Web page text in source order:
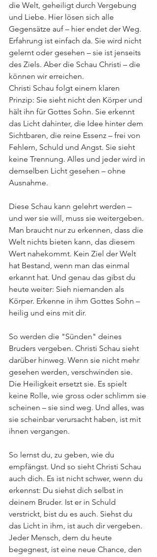
die Welt, geheiligt durch Vergebung
und Liebe. Hier lösen sich alle
Gegensätze auf – hier endet der Weg.
Erfahrung ist einfach da. Sie wird nicht
gelernt oder gesehen – sie ist jenseits
des Ziels. Aber die Schau Christi – die
können wir erreichen.
Christi Schau folgt einem klaren
Prinzip: Sie sieht nicht den Körper und
hält ihn für Gottes Sohn. Sie erkennt
das Licht dahinter, die Idee hinter dem
Sichtbaren, die reine Essenz – frei von
Fehlern, Schuld und Angst. Sie sieht
keine Trennung. Alles und jeder wird in
demselben Licht gesehen – ohne
Ausnahme.
Diese Schau kann gelehrt werden –
und wer sie will, muss sie weitergeben.
Man braucht nur zu erkennen, dass die
Welt nichts bieten kann, das diesem
Wert nahekommt. Kein Ziel der Welt
hat Bestand, wenn man das einmal
erkannt hat. Und genau das gibst du
heute weiter: Sieh niemanden als
Körper. Erkenne in ihm Gottes Sohn –
heilig und eins mit dir.
So werden die "Sünden" deines
Bruders vergeben. Christi Schau sieht
darüber hinweg. Wenn sie nicht mehr
gesehen werden, verschwinden sie.
Die Heiligkeit ersetzt sie. Es spielt
keine Rolle, wie gross oder schlimm sie
scheinen – sie sind weg. Und alles, was
sie scheinbar verursacht haben, ist mit
ihnen vergangen.
So lernst du, zu geben, wie du
empfängst. Und so sieht Christi Schau
auch dich. Es ist nicht schwer, wenn du
erkennst: Du siehst dich selbst in
deinem Bruder. Ist er in Schuld
verstrickt, bist du es auch. Siehst du
das Licht in ihm, ist auch dir vergeben.
Jeder Mensch, dem du heute
begegnest, ist eine neue Chance, den